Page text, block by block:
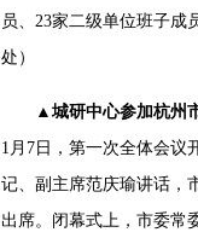
员、23家二级单位班子成
处）
▲城研中心参加杭州
1月7日，第一次全体会议
记、副主席范庆瑜讲话，
出席。闭幕式上，市委常